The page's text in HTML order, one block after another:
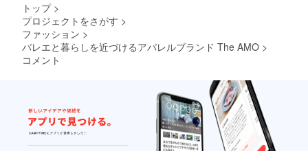
です
で手に
してい
ただけ
るのは
このリ
ターン
、袖丈
ズ：着
丈
52.5cm
、身幅
43.2cm
、肩幅
33.6cm
があり
ターン
に、写
真に
写って
いるイ
ンナー
は含ま
は郵送
せてい
ただき
ます。
※映像の
権利は
The
AMOが
名やお
お願い
しま
す。 撮
影の裏
側動画
とお礼
の動画
トップ >
プロジェクトをさがす >
ファッション >
バレエと暮らしを近づけるアパレルブランド The AMO >
コメント